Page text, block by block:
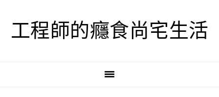
工程師的癮食尚宅生活